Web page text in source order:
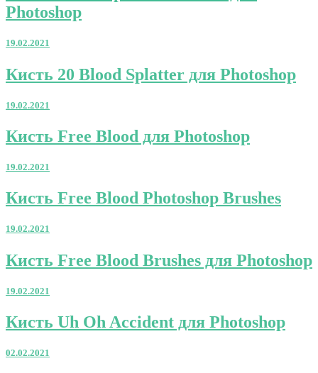
Splatter
для
Photoshop
19.02.2021
Кисть
20
Splatter
Photoshop
Кисть 20 Blood Splatter для Photoshop
19.02.2021
Кисть
Free
для
Кисть Free Blood для Photoshop
19.02.2021
Кисть
Free
Photoshop
Кисть Free Blood Photoshop Brushes
19.02.2021
Кисть
Free
Brushes
Photoshop
Кисть Free Blood Brushes для Photoshop
19.02.2021
Кисть
Uh
Accident
Кисть Uh Oh Accident для Photoshop
02.02.2021